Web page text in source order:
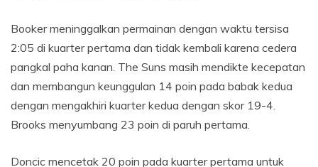
Booker meninggalkan permainan dengan waktu tersisa
2:05 di kuarter pertama dan tidak kembali karena cedera
pangkal paha kanan. The Suns masih mendikte kecepatan
dan membangun keunggulan 14 poin pada babak kedua
dengan mengakhiri kuarter kedua dengan skor 19-4.
Brooks menyumbang 23 poin di paruh pertama.
Doncic mencetak 20 poin pada kuarter pertama untuk